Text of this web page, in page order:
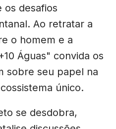
os desafios
Ao retratar a
o homem e a
Águas" convida os
sobre seu papel na
único.
se desdobra,